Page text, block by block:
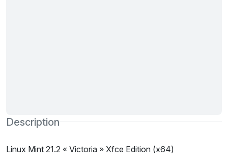
Description
Linux Mint 21.2 « Victoria » Xfce Edition (x64)